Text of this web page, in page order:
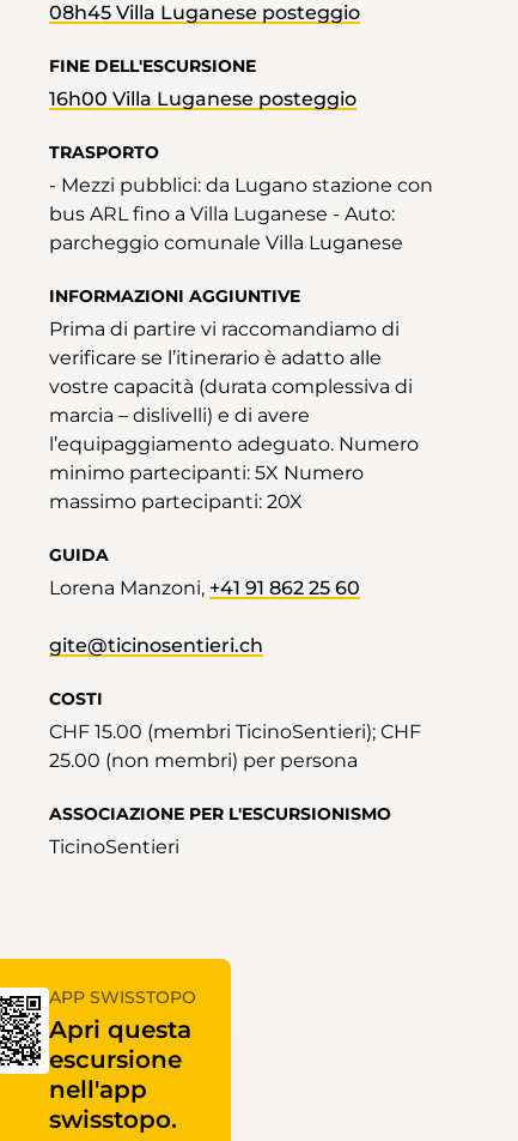
08h45 Villa Luganese posteggio
FINE DELL'ESCURSIONE
16h00 Villa Luganese posteggio
TRASPORTO
- Mezzi pubblici: da Lugano stazione con
bus ARL fino a Villa Luganese - Auto:
parcheggio comunale Villa Luganese
INFORMAZIONI AGGIUNTIVE
Prima di partire vi raccomandiamo di
verificare se l’itinerario è adatto alle
vostre capacità (durata complessiva di
marcia – dislivelli) e di avere
l’equipaggiamento adeguato. Numero
minimo partecipanti: 5X Numero
massimo partecipanti: 20X
GUIDA
Lorena Manzoni, +41 91 862 25 60
gite@ticinosentieri.ch
COSTI
CHF 15.00 (membri TicinoSentieri); CHF
25.00 (non membri) per persona
ASSOCIAZIONE PER L'ESCURSIONISMO
TicinoSentieri
APP SWISSTOPO
Apri questa
escursione
nell'app
swisstopo.